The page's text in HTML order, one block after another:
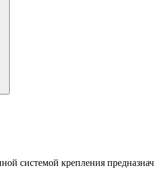
системой крепления